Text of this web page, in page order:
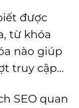
được
từ khóa
nào giúp
truy cập…
SEO quan